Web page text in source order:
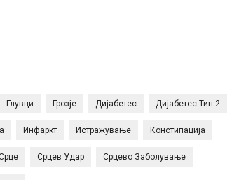
Глувци Грозје Дијабетес Дијабетес Тип 2
Инфаркт Истражување Констипација
Срцев Удар Срцево Заболување